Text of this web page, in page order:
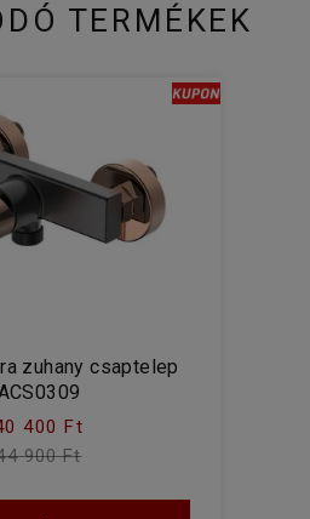
TERMÉKEK
zuhany csaptelep
400 Ft
900 Ft